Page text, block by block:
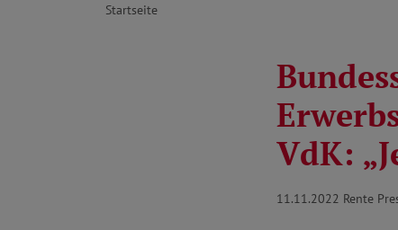
Startseite
VdK:
11.11.2022 Rente